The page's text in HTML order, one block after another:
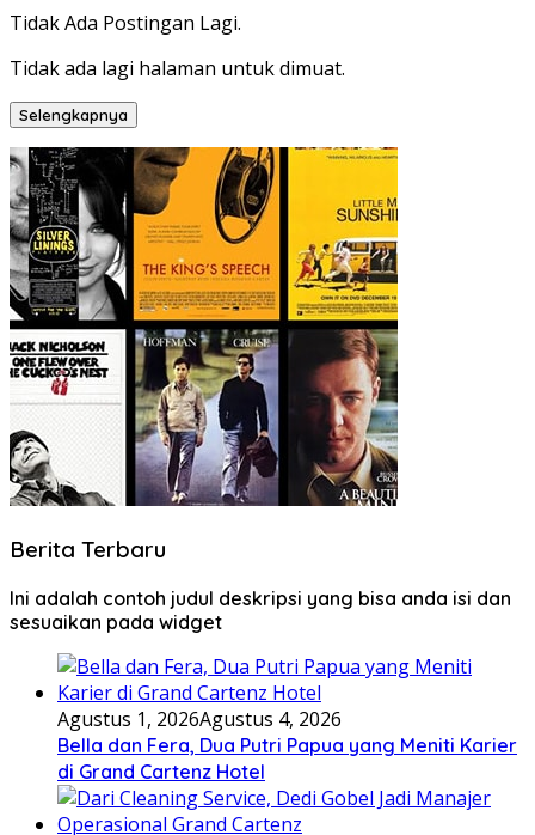
Tidak Ada Postingan Lagi.
Tidak ada lagi halaman untuk dimuat.
Selengkapnya
Berita Terbaru
Ini adalah contoh judul deskripsi yang bisa anda isi dan
sesuaikan pada widget
Agustus 1, 2026Agustus 4, 2026
Bella dan Fera, Dua Putri Papua yang Meniti Karier
di Grand Cartenz Hotel